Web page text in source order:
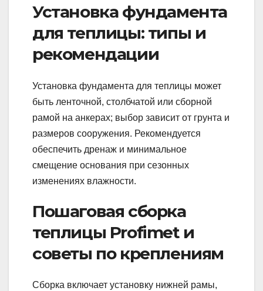
Установка фундамента
для теплицы: типы и
рекомендации
Установка фундамента для теплицы может
быть ленточной, столбчатой или сборной
рамой на анкерах; выбор зависит от грунта и
размеров сооружения. Рекомендуется
обеспечить дренаж и минимальное
смещение основания при сезонных
изменениях влажности.
Пошаговая сборка
теплицы Profimet и
советы по креплениям
Сборка включает установку нижней рамы,